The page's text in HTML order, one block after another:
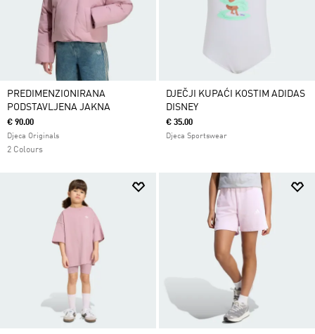
PREDIMENZIONIRANA
PODSTAVLJENA JAKNA
€ 90.00
Djeca Originals
2 Colours
DJEČJI KUPAĆI KOSTIM ADIDAS
DISNEY
€ 35.00
Djeca Sportswear